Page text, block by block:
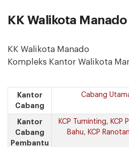
KK Walikota Manado
KK Walikota Manado
Kompleks Kantor Walikota
Kantor
Cabang
Cabang
Kantor
Cabang
Pembantu
KCP Tuminting, KCP
Bahu, KCP